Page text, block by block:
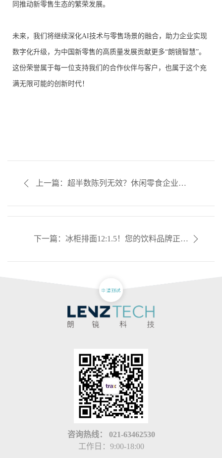
同推动新零售生态的繁荣发展。
未来，我们将继续深化AI技术与零售场景的融合，助力企业实现
数字化升级，为中国新零售的高质量发展贡献更多“朗镜智慧”。
这份荣誉属于每一位支持我们的合作伙伴与客户，也属于这个充
满无限可能的创新时代！
上一篇：超半数陈列无效？休闲零食企业如
下一篇：冰柜排面12:1.5！您的饮料品牌正在
咨询热线： 021-63462530
工作日：9:00-18:00